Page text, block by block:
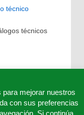
técnico
técnicos
mejorar nuestros
con sus preferencias
Si continúa